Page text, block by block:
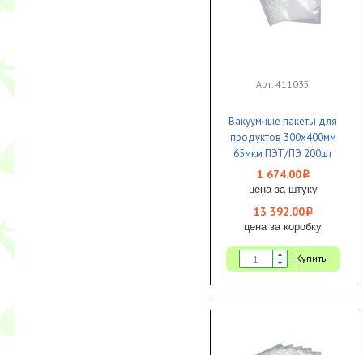
Арт. 411035
Вакуумные пакеты для
продуктов 300х400мм
65мкм ПЭТ/ПЭ 200шт
1/8
1 674.00i
цена за штуку
13 392.00i
цена за коробку
Купить